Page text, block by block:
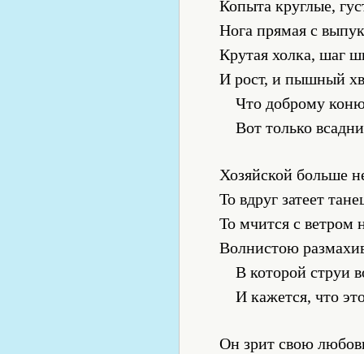
Копыта круглые,
Нога прямая с
Крутая холка, шаг
И рост, и пышный
Что доброму
Вот только
Хозяйской больше
То вдруг затеет
То мчится с ветром
Волнистою
В которой струи
И кажется, что
Он зрит свою